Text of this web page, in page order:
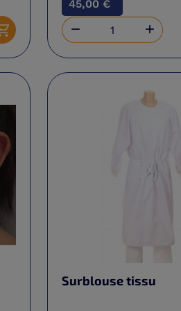
Ajouter au panier
45,00 €
 
Surblouse tissu